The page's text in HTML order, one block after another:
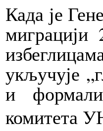
Када је
миграцији
укључује
и
комитета